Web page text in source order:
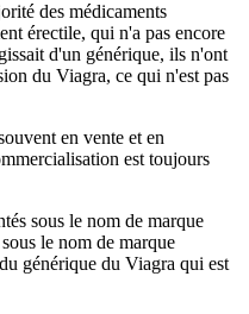
des médicaments
érectile, qui n'a pas encore
d'un générique, ils n'ont
du Viagra, ce qui n'est pas
en vente et en
est toujours
sous le nom de marque
le nom de marque
générique du Viagra qui est